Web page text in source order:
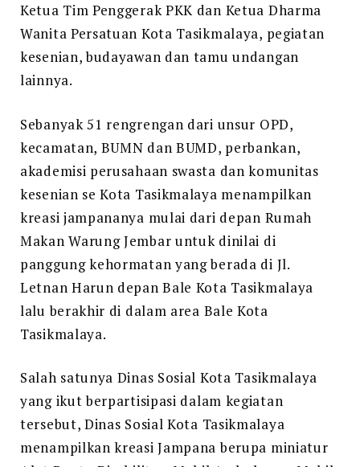
DALAM
ACARA
HELARAN
2022.
Ketua Tim Penggerak PKK dan Ketua Dharma
Wanita Persatuan Kota Tasikmalaya, pegiatan
kesenian, budayawan dan tamu undangan
lainnya.
Sebanyak 51 rengrengan dari unsur OPD,
kecamatan, BUMN dan BUMD, perbankan,
akademisi perusahaan swasta dan komunitas
kesenian se Kota Tasikmalaya menampilkan
kreasi jampananya mulai dari depan Rumah
Makan Warung Jembar untuk dinilai di
panggung kehormatan yang berada di Jl.
Letnan Harun depan Bale Kota Tasikmalaya
lalu berakhir di dalam area Bale Kota
Tasikmalaya.
Salah satunya Dinas Sosial Kota Tasikmalaya
yang ikut berpartisipasi dalam kegiatan
tersebut, Dinas Sosial Kota Tasikmalaya
menampilkan kreasi Jampana berupa miniatur